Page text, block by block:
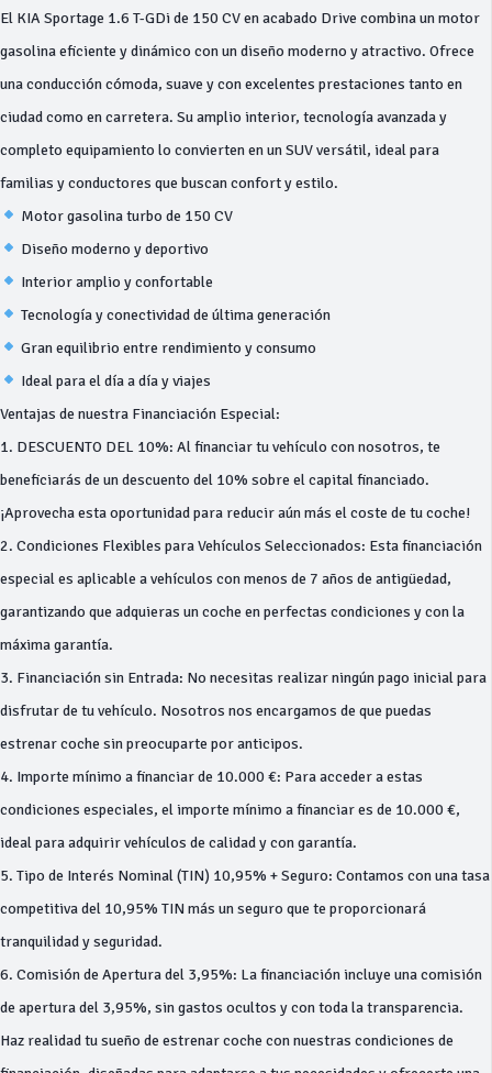
El KIA Sportage 1.6 T-GDi de 150 CV en acabado Drive combina un motor
gasolina eficiente y dinámico con un diseño moderno y atractivo. Ofrece
una conducción cómoda, suave y con excelentes prestaciones tanto en
ciudad como en carretera. Su amplio interior, tecnología avanzada y
completo equipamiento lo convierten en un SUV versátil, ideal para
familias y conductores que buscan confort y estilo.
Motor gasolina turbo de 150 CV
Diseño moderno y deportivo
Interior amplio y confortable
Tecnología y conectividad de última generación
Gran equilibrio entre rendimiento y consumo
Ideal para el día a día y viajes
Ventajas de nuestra Financiación Especial:
1. DESCUENTO DEL 10%: Al financiar tu vehículo con nosotros, te
beneficiarás de un descuento del 10% sobre el capital financiado.
¡Aprovecha esta oportunidad para reducir aún más el coste de tu coche!
2. Condiciones Flexibles para Vehículos Seleccionados: Esta financiación
especial es aplicable a vehículos con menos de 7 años de antigüedad,
garantizando que adquieras un coche en perfectas condiciones y con la
máxima garantía.
3. Financiación sin Entrada: No necesitas realizar ningún pago inicial para
disfrutar de tu vehículo. Nosotros nos encargamos de que puedas
estrenar coche sin preocuparte por anticipos.
4. Importe mínimo a financiar de 10.000 €: Para acceder a estas
condiciones especiales, el importe mínimo a financiar es de 10.000 €,
ideal para adquirir vehículos de calidad y con garantía.
5. Tipo de Interés Nominal (TIN) 10,95% + Seguro: Contamos con una tasa
competitiva del 10,95% TIN más un seguro que te proporcionará
tranquilidad y seguridad.
6. Comisión de Apertura del 3,95%: La financiación incluye una comisión
de apertura del 3,95%, sin gastos ocultos y con toda la transparencia.
Haz realidad tu sueño de estrenar coche con nuestras condiciones de